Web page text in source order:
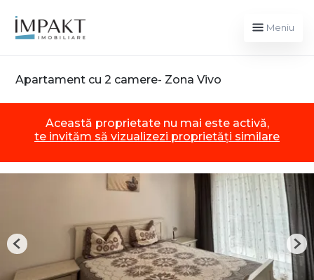
Meniu
Apartament cu 2 camere- Zona Vivo
Această proprietate nu mai este activă,
te invităm să vizualizezi proprietăți similare
Previous